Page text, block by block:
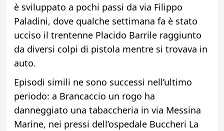
è sviluppato a pochi passi da via Filippo
Paladini, dove qualche settimana fa è stato
ucciso il trentenne Placido Barrile raggiunto
da diversi colpi di pistola mentre si trovava in
auto.
Episodi simili ne sono successi nell’ultimo
periodo: a Brancaccio un rogo ha
danneggiato una tabaccheria in via Messina
Marine, nei pressi dell’ospedale Buccheri La